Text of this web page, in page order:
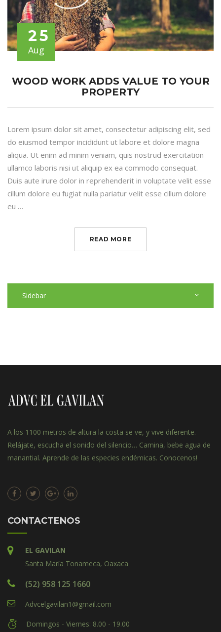
25
Aug
WOOD WORK ADDS VALUE TO YOUR
PROPERTY
Lorem ipsum dolor sit amet, consectetur adipiscing elit, sed
do eiusmod tempor incididunt ut labore et dolore magna
aliqua. Ut enim ad minim veniam, quis nostrud exercitation
ullamco laboris nisi ut aliquip ex ea commodo consequat.
Duis aute irure dolor in reprehenderit in voluptate velit esse
cillum dolore eu fugiat nulla pariatur velit esse cillum dolore
eu …
READ MORE
Sidebar
A los 1100 metros de altura la costa se ve, y vive diferente.
Relájate, escucha el sonido del silencio… Camina, bebe agua de
manantial. Aprende de las especies endémicas. Conocenos!
CONTACTENOS
EL GAVILAN
Santa María Tonameca, Oaxaca
(52) 958 125 1660
Advcelgavilan1@gmail.com
Domingos - Viernes: 8.00 - 19.00